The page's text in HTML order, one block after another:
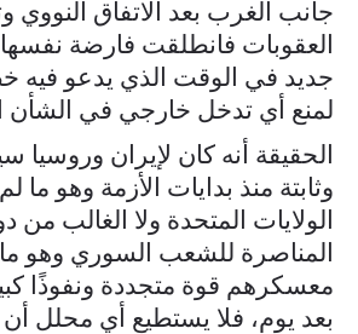
جانب الغرب بعد الاتفاق النووي
العقوبات فانطلقت فارضة نفسها
جديد في الوقت الذي يدعو فيه
لمنع أي تدخل خارجي في الشأن
الحقيقة أنه كان لإيران
وثابتة منذ بدايات الأزمة وهو ما لم
الولايات المتحدة ولا الغالب من
المناصرة للشعب السوري وهو
معسكرهم قوة متجددة ونفوذًا
بعد يوم، فلا يستطيع أي محلل